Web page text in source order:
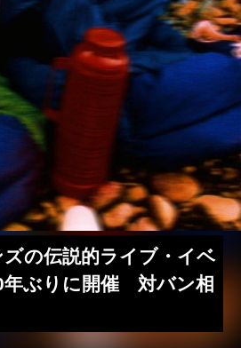
の伝説的ライブ・イベ
年ぶりに開催 対バン相